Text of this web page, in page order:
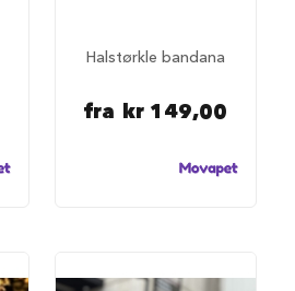
Halstørkle bandana
fra kr 149,00